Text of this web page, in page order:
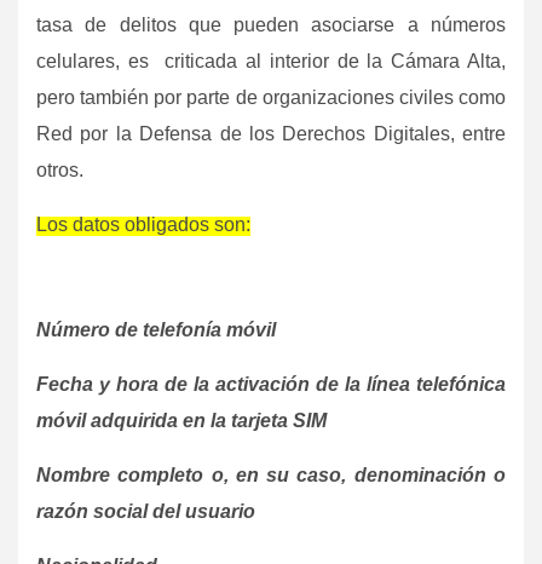
tasa de delitos que pueden asociarse a números
celulares, es criticada al interior de la Cámara Alta,
pero también por parte de organizaciones civiles como
Red por la Defensa de los Derechos Digitales, entre
otros.
Los datos obligados son:
Número de telefonía móvil
Fecha y hora de la activación de la línea telefónica
móvil adquirida en la tarjeta SIM
Nombre completo o, en su caso, denominación o
razón social del usuario